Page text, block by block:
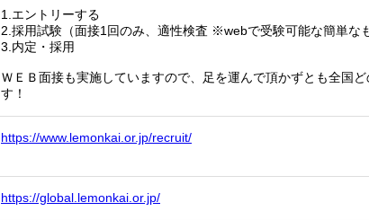
1.エントリーする
2.採用試験（面接1回のみ、適性検査 ※webで受験可能な簡単な
3.内定・採用
ＷＥＢ面接も実施していますので、足を運んで頂かずとも全国
す！
https://www.lemonkai.or.jp/recruit/
https://global.lemonkai.or.jp/